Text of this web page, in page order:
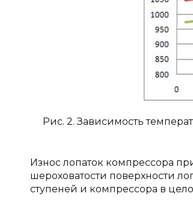
Рис. 2. Зависимость
Износ лопаток компрессора
шероховатости поверхности
ступеней и компрессора в